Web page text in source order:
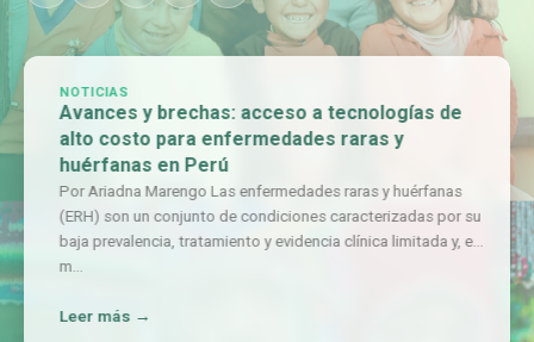
NOTICIAS
Avances y brechas: acceso a tecnologías de
alto costo para enfermedades raras y
huérfanas en Perú
Por Ariadna Marengo Las enfermedades raras y huérfanas
(ERH) son un conjunto de condiciones caracterizadas por su
baja prevalencia, tratamiento y evidencia clínica limitada y, en
m…
Leer más →